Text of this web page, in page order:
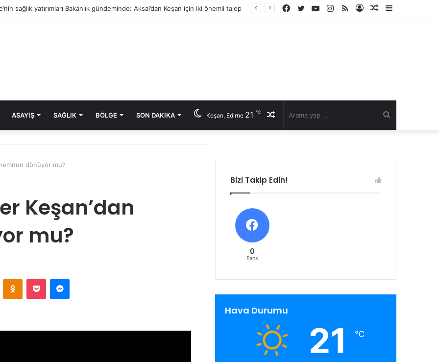
sağlık yatırımları Bakanlık gündeminde: Aksal’dan Keşan için iki önemli talep
Kenar
Rastgele
Kayıt
RSS
Instagram
YouTube
Twitter
Facebook
ASAYIŞ SAĞLIK BÖLGE SON DAKIKA Rastgele
Keşan, Edirne 21 ℃
dönüyor mu?
Keşan’dan
mu?
Odnoklassniki
Pocket Messenger
Bizi Takip Edin!
0
Fans
Hava Durumu
21 ℃